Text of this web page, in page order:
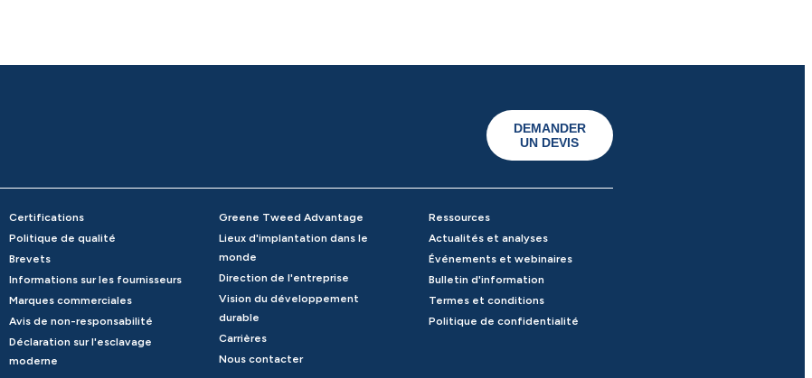
DEMANDER
UN DEVIS
Certifications
Politique de qualité
Brevets
Informations sur les fournisseurs
Marques commerciales
Avis de non-responsabilité
Déclaration sur l'esclavage
moderne
Greene Tweed Advantage
Lieux d'implantation dans le
monde
Direction de l'entreprise
Vision du développement
durable
Carrières
Nous contacter
Ressources
Actualités et analyses
Événements et webinaires
Bulletin d'information
Termes et conditions
Politique de confidentialité